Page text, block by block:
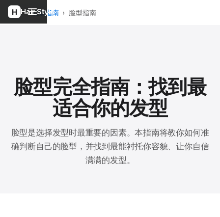
Hair Style
首页 › 发型指南 › 脸型指南
脸型完全指南：找到最
适合你的发型
脸型是选择发型时最重要的因素。本指南将教你如何准
确判断自己的脸型，并找到最能衬托你容貌、让你自信
满满的发型。